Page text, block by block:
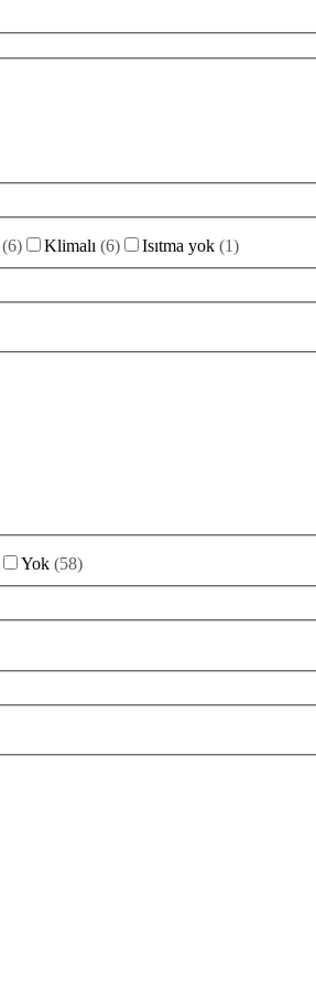
(6) Klimalı (6) Isıtma yok (1)
Yok (58)